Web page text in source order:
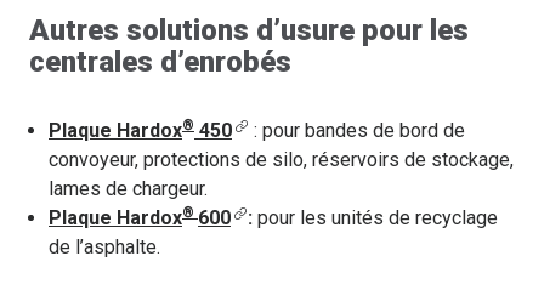
Autres solutions d’usure pour les
centrales d’enrobés
Plaque Hardox® 450
: pour bandes de bord de
convoyeur, protections de silo, réservoirs de stockage,
lames de chargeur.
Plaque Hardox® 600 : pour les unités de recyclage
de l’asphalte.